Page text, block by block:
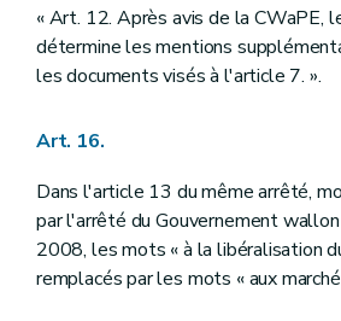
« Art. 12. Après avis de la CWaPE,
détermine les mentions
les documents visés à l'article 7. ».
Art. 16.
Dans l'article 13 du même arrêté,
par l'arrêté du Gouvernement
2008, les mots « à la libéralisation
remplacés par les mots « aux